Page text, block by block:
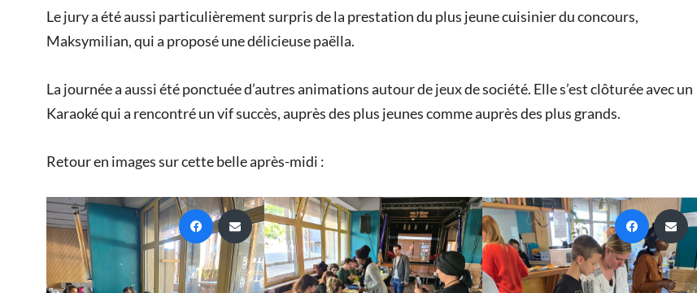
Le jury a été aussi particulièrement surpris de la prestation du plus jeune cuisinier du concours,
Maksymilian, qui a proposé une délicieuse paëlla.
La journée a aussi été ponctuée d’autres animations autour de jeux de société. Elle s’est clôturée avec un
Karaoké qui a rencontré un vif succès, auprès des plus jeunes comme auprès des plus grands.
Retour en images sur cette belle après-midi :